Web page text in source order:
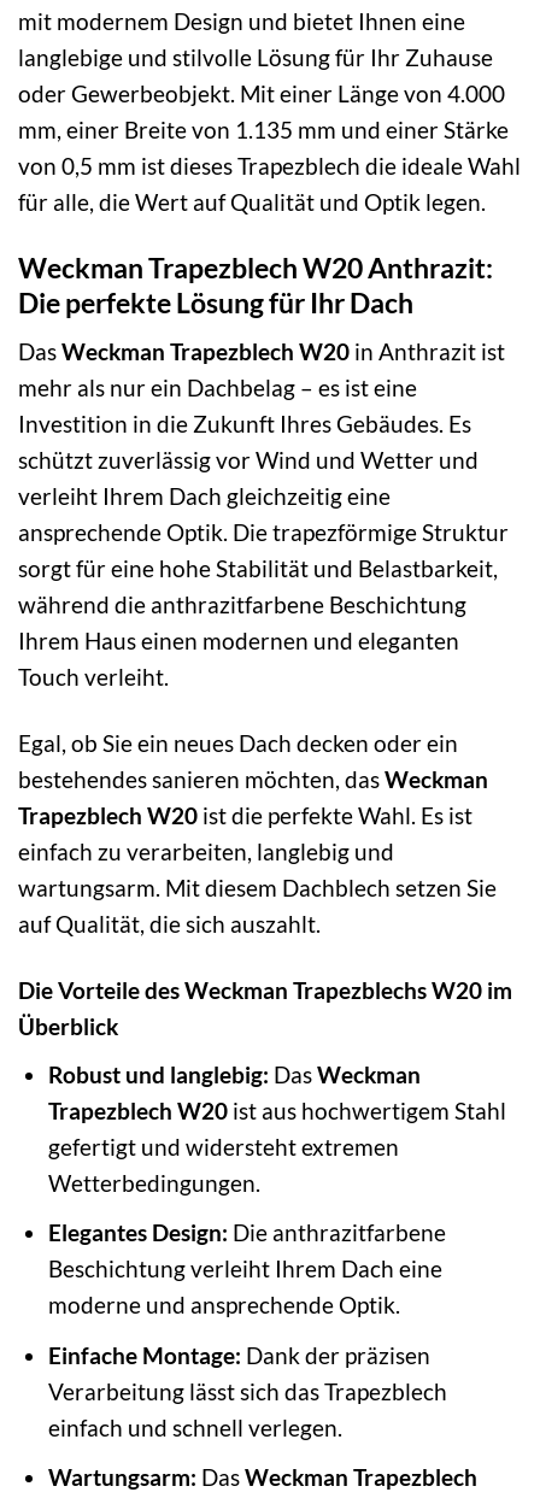
mit modernem Design und bietet Ihnen eine
langlebige und stilvolle Lösung für Ihr Zuhause
oder Gewerbeobjekt. Mit einer Länge von 4.000
mm, einer Breite von 1.135 mm und einer Stärke
von 0,5 mm ist dieses Trapezblech die ideale Wahl
für alle, die Wert auf Qualität und Optik legen.
Weckman Trapezblech W20 Anthrazit:
Die perfekte Lösung für Ihr Dach
DasWeckman Trapezblech W20 in Anthrazit ist
mehr als nur ein Dachbelag – es ist eine
Investition in die Zukunft Ihres Gebäudes. Es
schützt zuverlässig vor Wind und Wetter und
verleiht Ihrem Dach gleichzeitig eine
ansprechende Optik. Die trapezförmige Struktur
sorgt für eine hohe Stabilität und Belastbarkeit,
während die anthrazitfarbene Beschichtung
Ihrem Haus einen modernen und eleganten
Touch verleiht.
Egal, ob Sie ein neues Dach decken oder ein
bestehendes sanieren möchten, dasWeckman
Trapezblech W20 ist die perfekte Wahl. Es ist
einfach zu verarbeiten, langlebig und
wartungsarm. Mit diesem Dachblech setzen Sie
auf Qualität, die sich auszahlt.
Die Vorteile des Weckman Trapezblechs W20 im
Überblick
Robust und langlebig: DasWeckman
Trapezblech W20ist aus hochwertigem Stahl
gefertigt und widersteht extremen
Wetterbedingungen.
Elegantes Design: Die anthrazitfarbene
Beschichtung verleiht Ihrem Dach eine
moderne und ansprechende Optik.
Einfache Montage: Dank der präzisen
Verarbeitung lässt sich das Trapezblech
einfach und schnell verlegen.
Wartungsarm: DasWeckman Trapezblech